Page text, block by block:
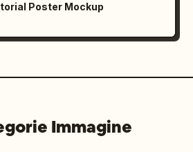
Poster Mockup
Immagine